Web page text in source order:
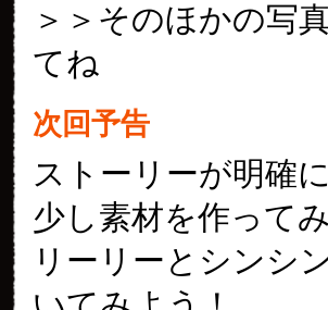
＞＞そのほかの写
てね
次回予告
ストーリーが明確
少し素材を作って
リーリーとシンシ